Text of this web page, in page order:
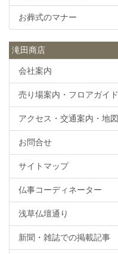
お葬式のマナー
滝田商店
会社案内
売り場案内・フロアガイド
アクセス・交通案内・地図
お問合せ
サイトマップ
仏事コーディネーター
浅草仏壇通り
新聞・雑誌での掲載記事